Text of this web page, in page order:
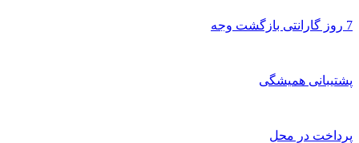
7 روز گارانتی بازگشت وجه
پشتیبانی همیشگی
پرداخت در محل